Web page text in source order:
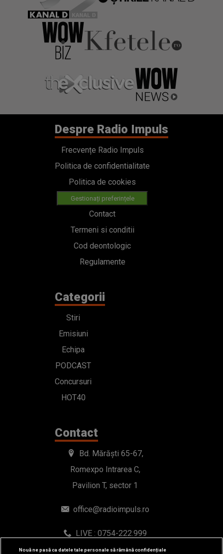
Despre Radio Impuls
Frecvențe Radio Impuls
Politica de confidentialitate
Politica de cookies
Gestionați preferințele
Contact
Termeni si conditii
Cod deontologic
Regulamente
Categorii
Stiri
Emisiuni
Echipa
PODCAST
Concursuri
HOT40
Contact
Bd. Mărăști 65-67,
Romexpo Intrarea C,
Pavilion T, sector 1
office@radioimpuls.ro
LIVE : 0754-222.999
WhatsApp: 0754-222.999
Nouă ne pasă ca datele tale personale să rămână confidențiale